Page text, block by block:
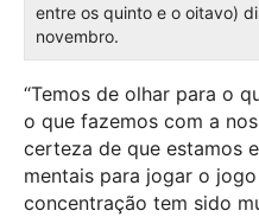
entre os quinto e o oitavo)
novembro.
“Temos de olhar para o
o que fazemos com a
certeza de que estamos
mentais para jogar o jogo
concentração tem sido